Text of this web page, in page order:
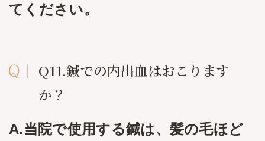
てください。
Q11.鍼での内出血はおこります
か？
A.当院で使用する鍼は、髪の毛ほど